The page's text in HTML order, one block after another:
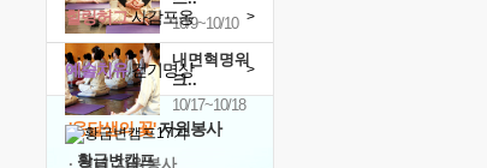
10/9~10/10
내면혁명워
크..
10/17~10/18
황금변캠프
예술치유걷기명상 >
힐링허그사감포옹 >
'옹달샘의 꽃'자원봉사
· 청년 자원봉사